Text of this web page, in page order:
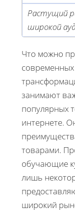
Растущий
широкой
Что можно
занимают
популярных
интернете.
товарами.
обучающие
лишь
широкий